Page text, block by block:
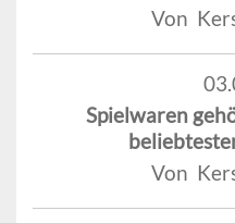
Von
Spielwaren
Von